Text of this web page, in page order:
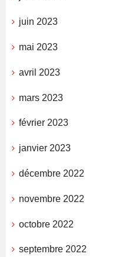
juin 2023
mai 2023
avril 2023
mars 2023
février 2023
janvier 2023
décembre 2022
novembre 2022
octobre 2022
septembre 2022